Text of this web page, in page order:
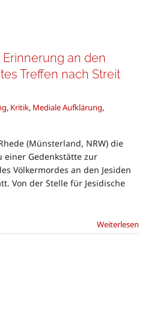
an den
Treffen nach Streit
, Kritik, Mediale Aufklärung,
(Münsterland, NRW) die
einer Gedenkstätte zur
Völkermordes an den Jesiden
Von der Stelle für Jesidische
Weiterlesen